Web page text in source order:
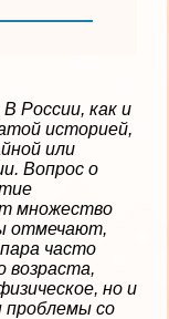
В России, как и
историей,
или
Вопрос о
множество
отмечают,
часто
возраста,
но и
проблемы со